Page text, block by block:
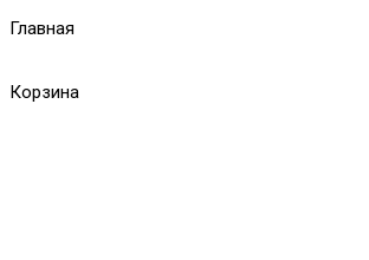
Главная
Корзина